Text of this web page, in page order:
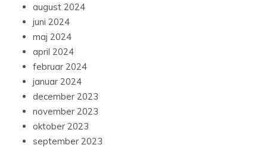
august 2024
juni 2024
maj 2024
april 2024
februar 2024
januar 2024
december 2023
november 2023
oktober 2023
september 2023